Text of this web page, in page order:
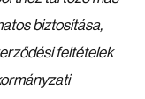
biztosítása,
feltételek